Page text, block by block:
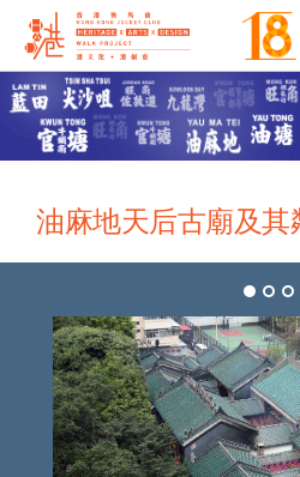
主辦機構
主要贊助
油麻地天后古廟及其